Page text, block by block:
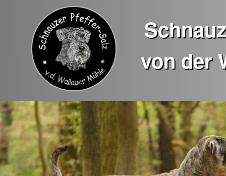
von der